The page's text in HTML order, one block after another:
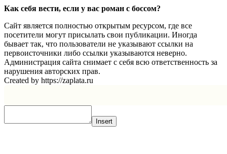
Как себя вести, если у вас роман с боссом?
Сайт является полностью открытым ресурсом, где все
посетители могут присылать свои публикации. Иногда
бывает так, что пользователи не указывают ссылки на
первоисточники либо ссылки указываются неверно.
Администрация сайта снимает с себя всю ответственность за
нарушения авторских прав.
Created by https://zaplata.ru
Insert